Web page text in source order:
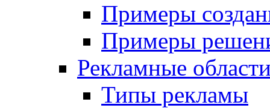
Примеры
Примеры
Рекламные
Типы рекламы